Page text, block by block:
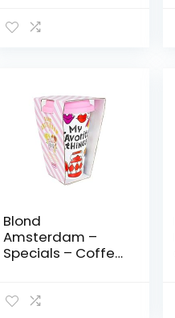
Blond
Amsterdam –
Specials – Coffee